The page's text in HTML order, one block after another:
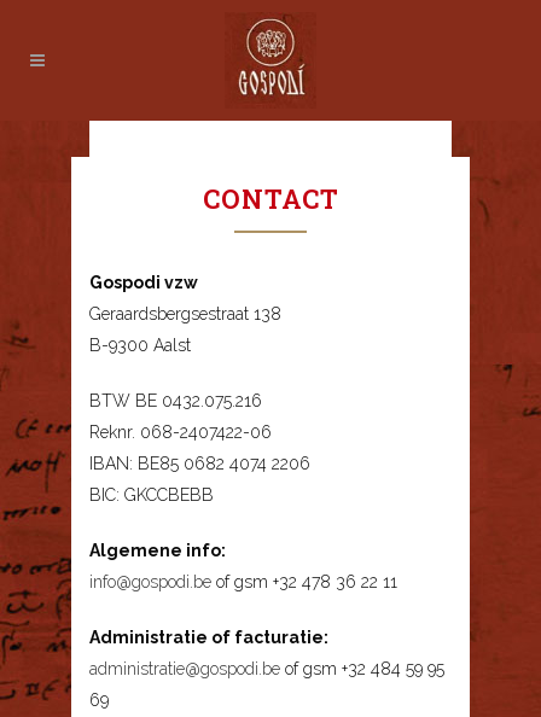
CONTACT
Gospodi vzw
Geraardsbergsestraat 138
B-9300 Aalst
BTW BE 0432.075.216
Reknr. 068-2407422-06
IBAN: BE85 0682 4074 2206
BIC: GKCCBEBB
Algemene info:
info@gospodi.be of gsm +32 478 36 22 11
Administratie of facturatie:
administratie@gospodi.be of gsm +32 484 59 95
69